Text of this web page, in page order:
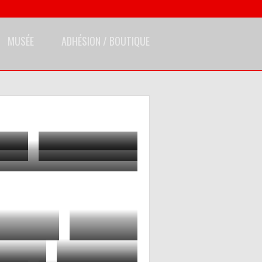
MUSÉE ADHÉSION / BOUTIQUE
2006
2016
2020
2008 2009